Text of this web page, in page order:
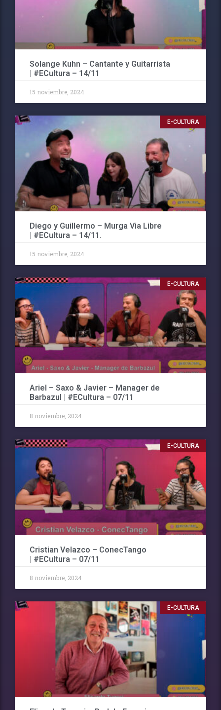
Solange Kuhn – Cantante y Guitarrista
| #ECultura – 14/11
15 noviembre, 2024
E-CULTURA
Diego y Guillermo – Murga Via Libre
| #ECultura – 14/11.
15 noviembre, 2024
E-CULTURA
Ariel – Saxo & Javier – Manager de
Barbazul | #ECultura – 07/11
8 noviembre, 2024
E-CULTURA
Cristian Velazco – ConecTango
| #ECultura – 07/11
8 noviembre, 2024
E-CULTURA